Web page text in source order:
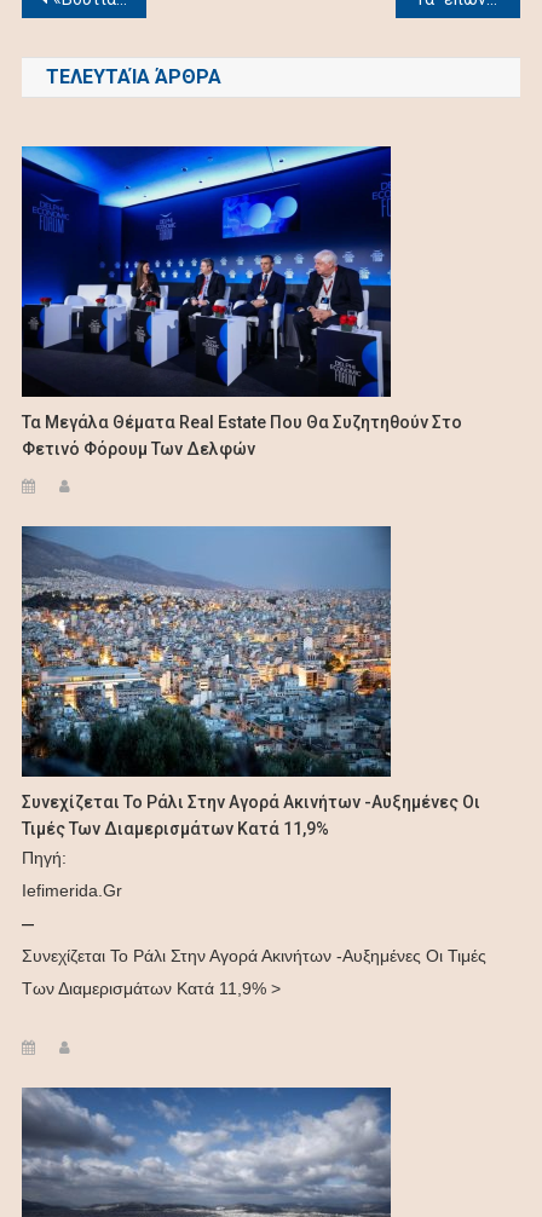
navigation
ΤΕΛΕΥΤΑΊΑ ΆΡΘΡΑ
Τα Μεγάλα Θέματα Real Estate Που Θα Συζητηθούν Στο
Φετινό Φόρουμ Των Δελφών
Συνεχίζεται Το Ράλι Στην Αγορά Ακινήτων -Αυξημένες Οι
Τιμές Των Διαμερισμάτων Κατά 11,9%
Πηγή:
Iefimerida.gr
–
Συνεχίζεται Το Ράλι Στην Αγορά Ακινήτων -Αυξημένες Οι Τιμές
Των Διαμερισμάτων Κατά 11,9% >